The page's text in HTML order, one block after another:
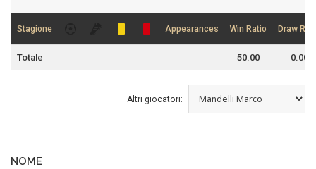
Stagione Appearances Win Ratio Draw
Totale 50.00 0.00
Altri giocatori:
NOME